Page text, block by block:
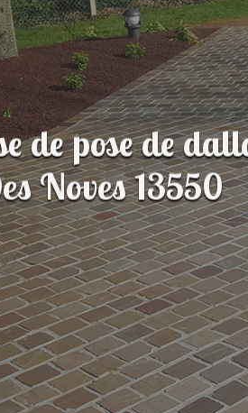
de pose de
Noves 13550